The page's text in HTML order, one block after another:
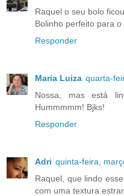
Raquel o seu bolo
Bolinho perfeito para o
Responder
Maria Luiza quarta-
Nossa, mas está
Hummmmm! Bjks!
Responder
Adri quinta-feira,
Raquel, que lindo
com uma textura